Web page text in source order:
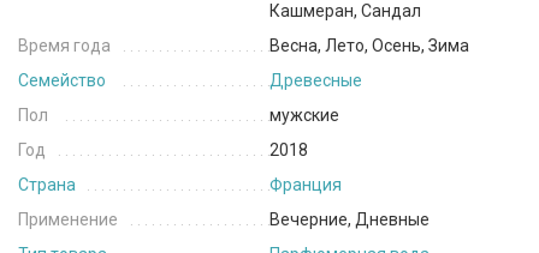
Кашмеран, Сандал
Время года
Весна, Лето, Осень, Зима
Семейство
Древесные
Пол
мужские
Год
2018
Страна
Франция
Применение
Вечерние, Дневные